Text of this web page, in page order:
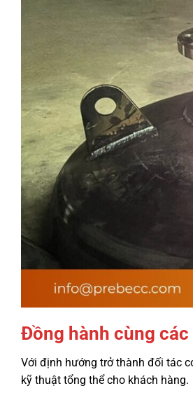
Đồng hành cùng
Với định hướng trở thành đối tác
kỹ thuật tổng thể cho khách hàng.